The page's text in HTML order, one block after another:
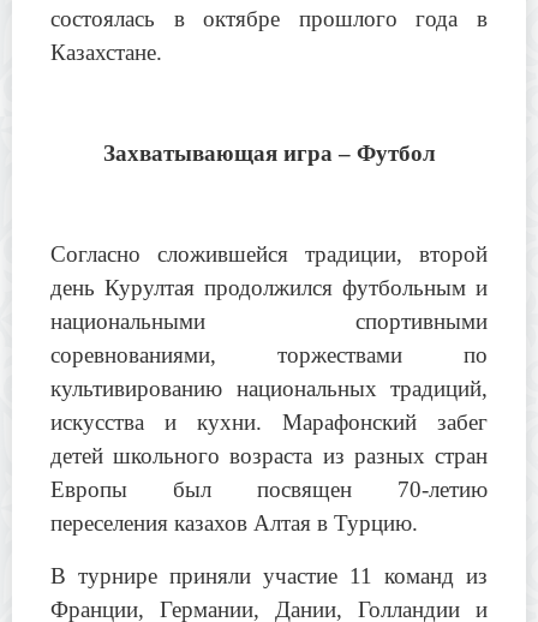
состоялась в октябре прошлого года в
Казахстане.
Захватывающая игра – Футбол
Согласно сложившейся традиции, второй
день Курултая продолжился футбольным и
национальными спортивными
соревнованиями, торжествами по
культивированию национальных традиций,
искусства и кухни. Марафонский забег
детей школьного возраста из разных стран
Европы был посвящен 70-летию
переселения казахов Алтая в Турцию.
В турнире приняли участие 11 команд из
Франции, Германии, Дании, Голландии и